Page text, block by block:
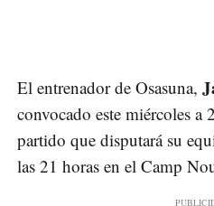
El entrenador de Osasuna,
convocado este miércoles a
partido que disputará su
las 21 horas en el Camp